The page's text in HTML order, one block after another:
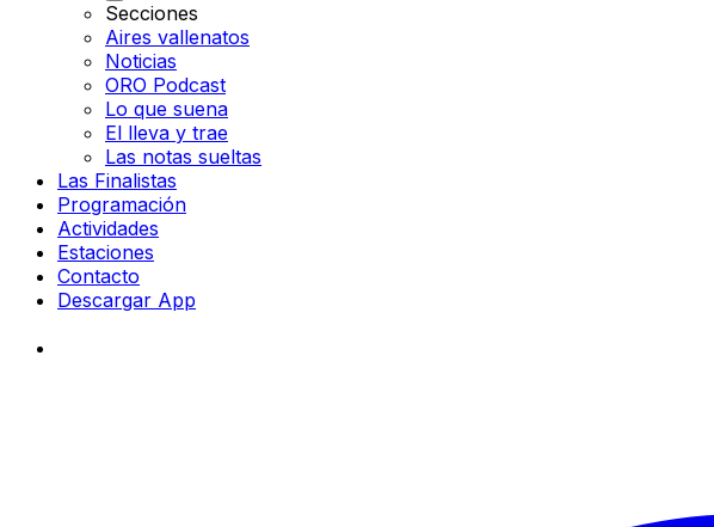
Secciones
Aires vallenatos
Noticias
ORO Podcast
Lo que suena
El lleva y trae
Las notas sueltas
Las Finalistas
Programación
Actividades
Estaciones
Contacto
Descargar App